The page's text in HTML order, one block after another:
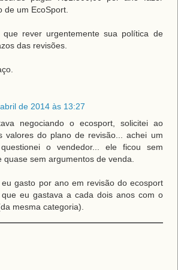
de um EcoSport.
rever urgentemente sua política de
das revisões.
de 2014 às 13:27
negociando o ecosport, solicitei ao
valores do plano de revisão... achei um
o vendedor... ele ficou sem
quase sem argumentos de venda.
gasto por ano em revisão do ecosport
eu gastava a cada dois anos com o
mesma categoria).